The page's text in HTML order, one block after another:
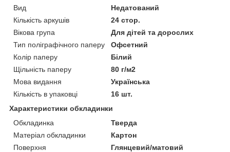
Вид
Недатований
Кількість аркушів
24 стор.
Вікова група
Для дітей та дорослих
Тип поліграфічного паперу
Офсетний
Колір паперу
Білий
Щільність паперу
80 г/м2
Мова видання
Українська
Кількість в упаковці
16 шт.
Характеристики обкладинки
Обкладинка
Тверда
Матеріал обкладинки
Картон
Поверхня
Глянцевий/матовий